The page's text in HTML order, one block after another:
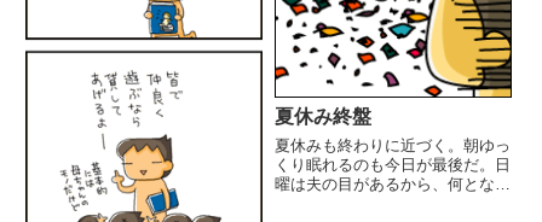
夏休み終盤
夏休みも終わりに近づく。朝ゆっ
くり眠れるのも今日が最後だ。日
曜は夫の目があるから、何となく